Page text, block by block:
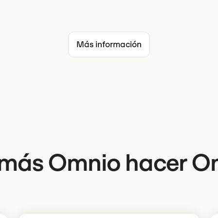
Más información
Omnio hacer